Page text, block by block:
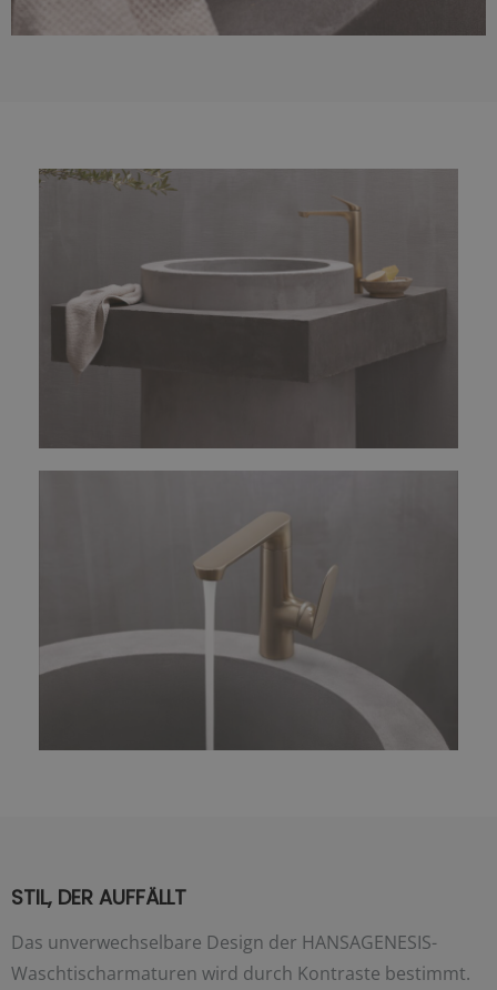
STIL, DER AUFFÄLLT
Das unverwechselbare Design der HANSAGENESIS-
Waschtischarmaturen wird durch Kontraste bestimmt.